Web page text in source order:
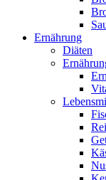
Ernährung
Diäten